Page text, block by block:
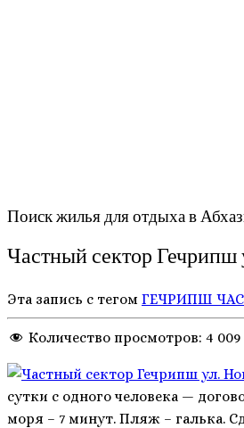
Поиск жилья для отдыха в
Частный сектор
Эта запись с тегом ГЕЧРИПШ
Количество просмотров: 4 009
сутки с одного человека —
моря – 7 минут. Пляж – галька.